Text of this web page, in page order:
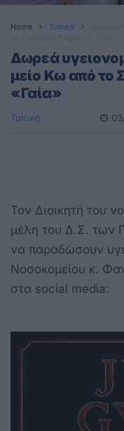
Home Τοπικά
Δωρεά
μείο Κω από το
«Γαία»
Τοπικά
Τον Διοικητή του
μέλη του Δ.Σ. των
να παραδώσουν
Νοσοκομείου κ.
στα social media: